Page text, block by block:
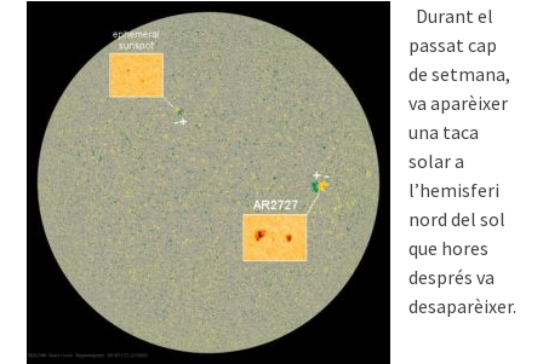
Durant el
passat cap
de setmana,
va aparèixer
una taca
solar a
l’hemisferi
nord del sol
que hores
després va
desaparèixer.